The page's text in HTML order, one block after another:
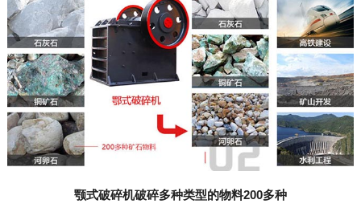
颚式破碎机破碎多种类型的物料200多种